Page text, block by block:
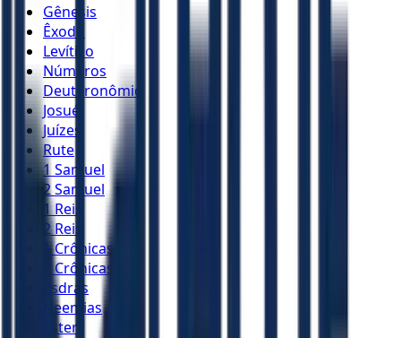
Gênesis
Êxodo
Levítico
Números
Deuteronômio
Josué
Juízes
Rute
1 Samuel
2 Samuel
1 Reis
2 Reis
1 Crônicas
2 Crônicas
Esdras
Neemias
Ester